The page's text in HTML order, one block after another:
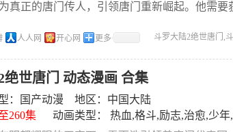
真正的唐门传人，引领唐门重新崛起。他需要
人人网 开心网 更多 斗罗大陆2绝世唐门,
绝世唐门 动态漫画 合集
： 国产动漫 地区：中国大陆
260集 动画类型： 热血,格斗,励志,治愈,少年,